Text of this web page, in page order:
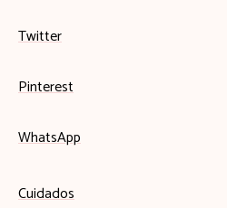
Twitter
Pinterest
WhatsApp
Cuidados